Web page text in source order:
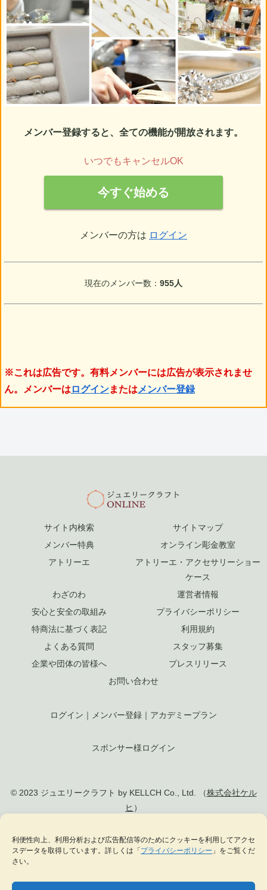
利便性向上、利用分析および広告配信等のためにクッキーを利用してアクセ
スデータを取得しています。詳しくは「 プライバシーポリシー 」をご覧くだ
さい。
メンバー登録すると、全ての機能が開放されます。
いつでもキャンセルOK
今すぐ始める
メンバーの方は ログイン
現在のメンバー数： 955人
※これは広告です。有料メンバーには広告が表示されませ
ん。メンバーは ログインまたは メンバー登録
サイト内検索
サイトマップ
メンバー特典
オンライン彫金教室
アトリーエ
アトリーエ・アクセサリーショー
ケース
わざのわ
運営者情報
安心と安全の取組み
プライバシーポリシー
特商法に基づく表記
利用規約
よくある質問
スタッフ募集
企業や団体の皆様へ
プレスリリース
お問い合わせ
ログイン ｜ メンバー登録 ｜ アカデミープラン
スポンサー様ログイン
© 2023 ジュエリークラフト by KELLCH Co., Ltd. （株式会社ケル
ヒ ）
私達は、地方創生SDGs官民連携プラットフォームに加盟しています
私達は、（一社）日本ジュエリー協会 の正会員として日本のジュエリー文化の発